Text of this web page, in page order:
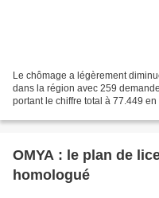
Le chômage a légèrement
dans la région avec 259
portant le chiffre total à 77.449
OMYA : le plan de
homologué